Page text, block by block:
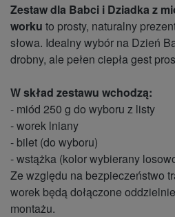
Zestaw dla Babci i Dziadka z
worku to prosty, naturalny
słowa. Idealny wybór na Dzień
drobny, ale pełen ciepła gest
W skład zestawu wchodzą:
- miód 250 g do wyboru z listy
- worek lniany
- bilet (do wyboru)
- wstążka (kolor wybierany
Ze względu na bezpieczeństwo
worek będą dołączone
montażu.